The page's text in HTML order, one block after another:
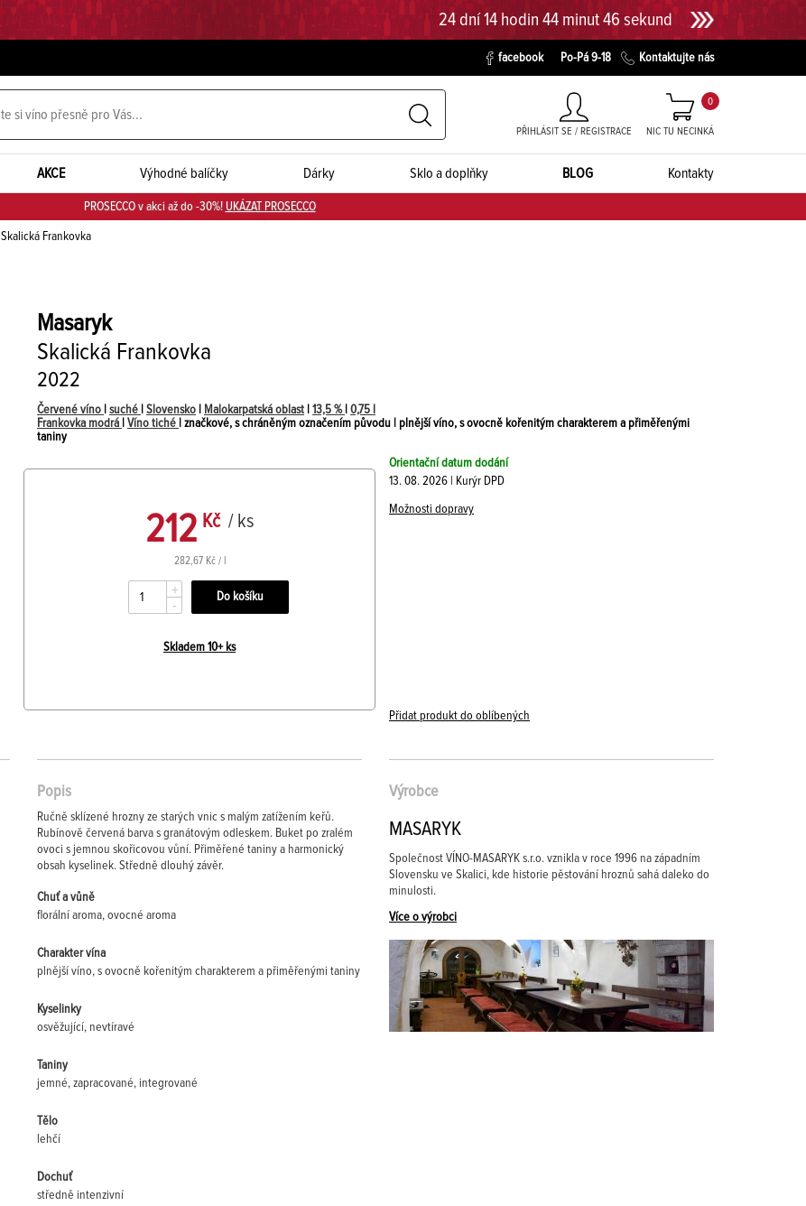
24 dní 14 hodin 44 minut 45 sekund
facebook Po-Pá 9-18 Kontaktujte nás
PŘIHLÁSIT SE / REGISTRACE NIC TU NECINKÁ
0
AKCE Výhodné balíčky Dárky Sklo a doplňky BLOG Kontakty
PROSECCO v akci až do -30%! UKÁZAT PROSECCO
Skalická Frankovka
Masaryk
Skalická Frankovka
2022
Červené víno suché Slovensko Malokarpatská oblast 13,5 % 0,75 l
Frankovka modrá
Víno tiché
| značkové, s chráněným označením původu | plnější víno, s ovocně kořenitým charakterem a přiměřenými
taniny
212 Kč / ks
282,67 Kč / l
+
-
Skladem 10+ ks
Orientační datum dodání
13. 08. 2026 | Kurýr DPD
Možnosti dopravy
Přidat produkt do oblíbených
Popis
Ručně sklízené hrozny ze starých vnic s malým zatížením keřů.
Rubínově červená barva s granátovým odleskem. Buket po zralém
ovoci s jemnou skořicovou vůní. Přiměřené taniny a harmonický
obsah kyselinek. Středně dlouhý závěr.
Chuť a vůně
florální aroma, ovocné aroma
Charakter vína
plnější víno, s ovocně kořenitým charakterem a přiměřenými taniny
Kyselinky
osvěžující, nevtíravé
Taniny
jemné, zapracované, integrované
Tělo
lehčí
Dochuť
středně intenzivní
Výrobce
MASARYK
Společnost VÍNO-MASARYK s.r.o. vznikla v roce 1996 na západním
Slovensku ve Skalici, kde historie pěstování hroznů sahá daleko do
minulosti.
Více o výrobci